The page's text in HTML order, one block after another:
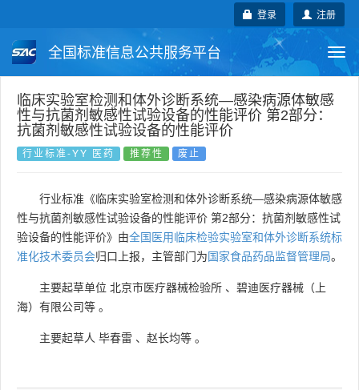
注册
登录
全国标准信息公共服务平台
国家标准 行业标准 地方标准
团体标准 企业标准
临床实验室检测和体外诊断系统—感染病源体敏感
性与抗菌剂敏感性试验设备的性能评价 第2部分：
抗菌剂敏感性试验设备的性能评价
行业标准-YY 医药 推荐性 废止
行业标准《临床实验室检测和体外诊断系统—感染病源体敏感
性与抗菌剂敏感性试验设备的性能评价 第2部分：抗菌剂敏感性试
验设备的性能评价》由全国医用临床检验实验室和体外诊断系统标
准化技术委员会归口上报，主管部门为国家食品药品监督管理局。
主要起草单位 北京市医疗器械检验所 、 碧迪医疗器械（上
海）有限公司等 。
主要起草人 毕春雷 、 赵长均等 。